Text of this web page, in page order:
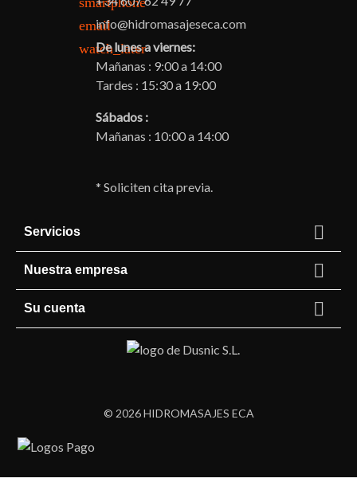
emailinfo@hidromasajeseca.com
watch_later
De lunes a viernes:
Mañanas : 9:00 a 14:00
Tardes : 15:30 a 19:00
Sábados :
Mañanas : 10:00 a 14:00
* Soliciten cita previa.
Servicios 
Nuestra empresa 
Su cuenta 
© 2026 HIDROMASAJES ECA